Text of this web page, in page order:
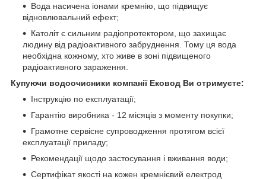
Вода насичена іонами кремнію, що підвищує
відновлювальний ефект;
Католіт є сильним радіопротектором, що захищає
людину від радіоактивного забруднення. Тому ця вода
необхідна кожному, хто живе в зоні підвищеного
радіоактивного зараження.
Купуючи водоочисники компанії Ековод Ви отримуєте:
Інструкцію по експлуатації;
Гарантію виробника - 12 місяців з моменту покупки;
Грамотне сервісне супроводження протягом всієї
експлуатації приладу;
Рекомендації щодо застосування і вживання води;
Сертифікат якості на кожен кремнієвий електрод